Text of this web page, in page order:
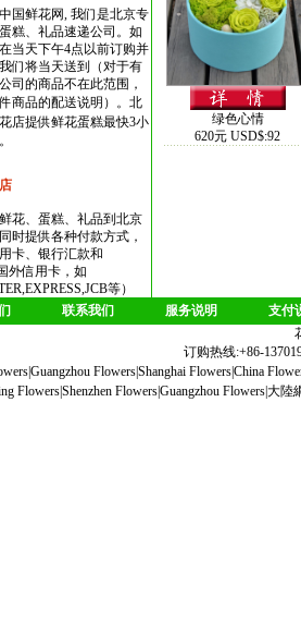
国鲜花网, 我们是北京专
糕、礼品速递公司。如
当天下午4点以前订购并
们将当天送到（对于有
司的商品不在此范围，
商品的配送说明）。 北
店提供鲜花蛋糕最快3小
花、蛋糕、礼品到北京
时提供各种付款方式，
卡、银行汇款和
外信用卡，如
等）
绿色心情
620元 USD$:92
联系我们 服务说明
支付
订购热线:+86-
Guangzhou FlowersShanghai FlowersChina
FlowersShenzhen FlowersGuangzhou Flowers大陸